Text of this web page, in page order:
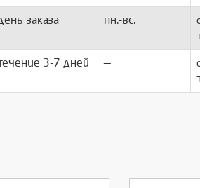
заказа пн.-вс.
3-7 дней —